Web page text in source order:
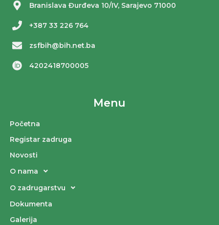
Branislava Đurđeva 10/IV, Sarajevo 71000
+387 33 226 764
zsfbih@bih.net.ba
4202418700005
Menu
Početna
Registar zadruga
Novosti
O nama
O zadrugarstvu
Dokumenta
Galerija